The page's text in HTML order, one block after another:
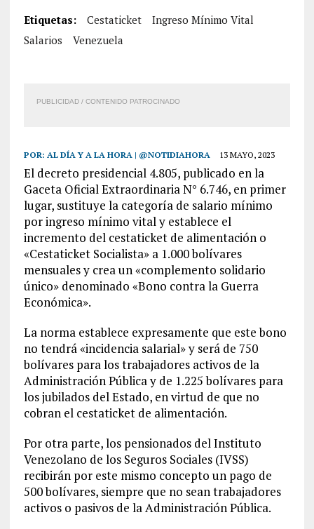
Etiquetas: Cestaticket
Ingreso Mínimo Vital
Salarios
Venezuela
PUBLICIDAD / CONTENIDO PATROCINADO
POR: AL DÍA Y A LA HORA | @NOTIDIAHORA 13 MAYO, 2023
El decreto presidencial 4.805, publicado en la
Gaceta Oficial Extraordinaria N° 6.746, en primer
lugar, sustituye la categoría de salario mínimo
por ingreso mínimo vital y establece el
incremento del cestaticket de alimentación o
«Cestaticket Socialista» a 1.000 bolívares
mensuales y crea un «complemento solidario
único» denominado «Bono contra la Guerra
Económica».
La norma establece expresamente que este bono
no tendrá «incidencia salarial» y será de 750
bolívares para los trabajadores activos de la
Administración Pública y de 1.225 bolívares para
los jubilados del Estado, en virtud de que no
cobran el cestaticket de alimentación.
Por otra parte, los pensionados del Instituto
Venezolano de los Seguros Sociales (IVSS)
recibirán por este mismo concepto un pago de
500 bolívares, siempre que no sean trabajadores
activos o pasivos de la Administración Pública.